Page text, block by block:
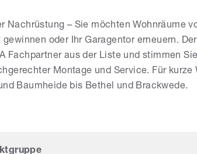
Nachrüstung – Sie möchten Wohnräume
oder Ihr Garagentor erneuern.
Fachpartner aus der Liste und stimmen
Montage und Service. Für kurze
Baumheide bis Bethel und Brackwede.